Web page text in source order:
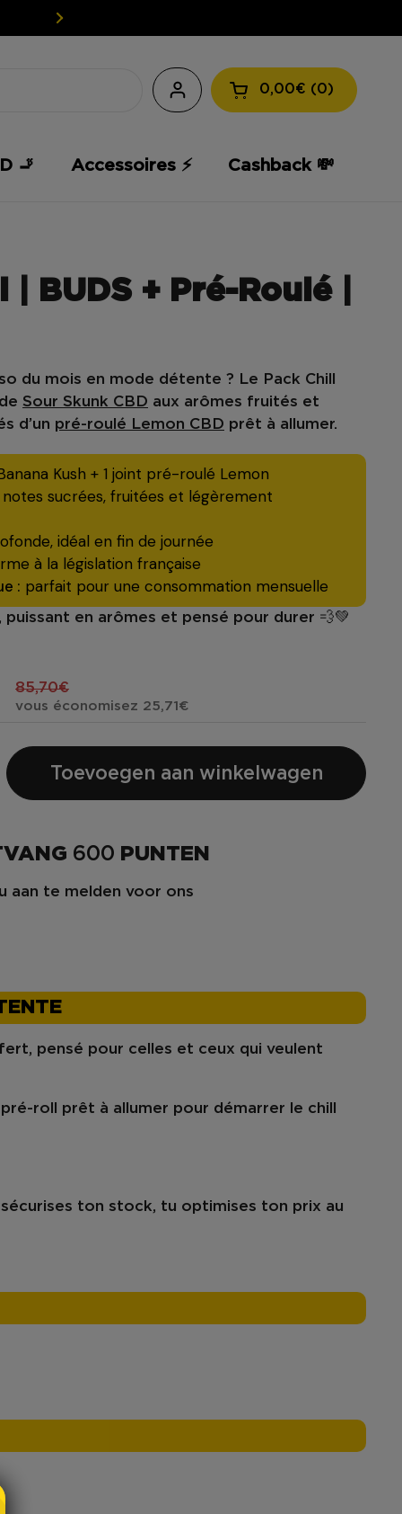
Winkelmandje
0,00€ 0
🚬 Accessoires ⚡️ Cashback 💸
| BUDS + Pré-Roulé |
du mois en mode détente ? Le
Pack Chill
Sour Skunk CBD aux arômes fruités et
d’un pré-roulé Lemon CBD prêt à allumer.
Kush + 1 joint pré-roulé Lemon
sucrées, fruitées et légèrement
idéal en fin de journée
à la législation française
: parfait pour une consommation mensuelle
puissant en arômes et pensé pour durer 💨💚
85,70€
vous économisez 25,71€
Toevoegen aan winkelwagen
600 PUNTEN
aan te melden voor ons
, pensé pour celles et ceux qui veulent
pré-roll prêt à allumer pour démarrer le chill
ton stock, tu optimises ton prix au